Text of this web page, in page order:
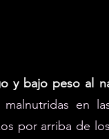
y bajo peso al
en
por arriba de